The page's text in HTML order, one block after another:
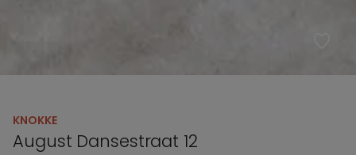
KNOKKE
August Dansestraat 12